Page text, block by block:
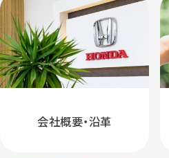
会社概要・沿革